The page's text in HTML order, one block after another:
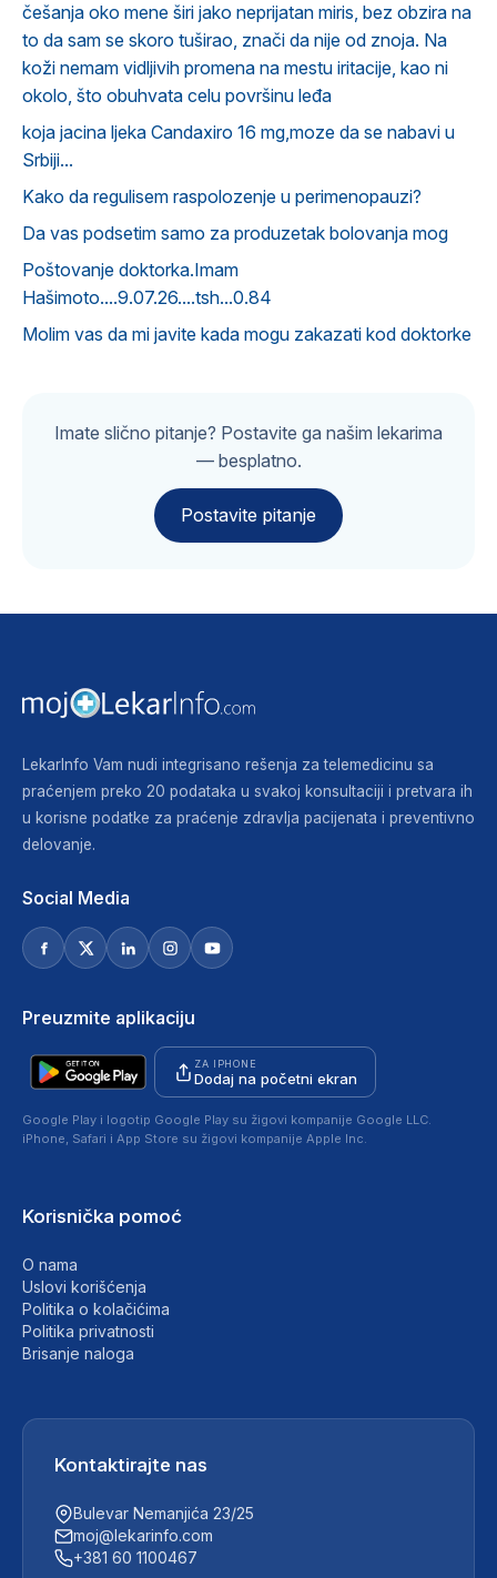
češanja oko mene širi jako neprijatan miris, bez obzira na
to da sam se skoro tuširao, znači da nije od znoja. Na
koži nemam vidljivih promena na mestu iritacije, kao ni
okolo, što obuhvata celu površinu leđa
koja jacina ljeka Candaxiro 16 mg,moze da se nabavi u
Srbiji...
Kako da regulisem raspolozenje u perimenopauzi?
Da vas podsetim samo za produzetak bolovanja mog
Poštovanje doktorka.Imam
Hašimoto....9.07.26....tsh...0.84
Molim vas da mi javite kada mogu zakazati kod doktorke
Imate slično pitanje? Postavite ga našim lekarima
— besplatno.
Postavite pitanje
LekarInfo Vam nudi integrisano rešenja za telemedicinu sa
praćenjem preko 20 podataka u svakoj konsultaciji i pretvara ih
u korisne podatke za praćenje zdravlja pacijenata i preventivno
delovanje.
Social Media
Preuzmite aplikaciju
ZA IPHONE
Dodaj na početni ekran
Google Play i logotip Google Play su žigovi kompanije Google LLC.
iPhone, Safari i App Store su žigovi kompanije Apple Inc.
Korisnička pomoć
O nama
Uslovi korišćenja
Politika o kolačićima
Politika privatnosti
Brisanje naloga
Kontaktirajte nas
Bulevar Nemanjića 23/25
moj@lekarinfo.com
+381 60 1100467